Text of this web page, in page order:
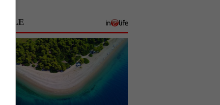
26
25
25
25
25
25